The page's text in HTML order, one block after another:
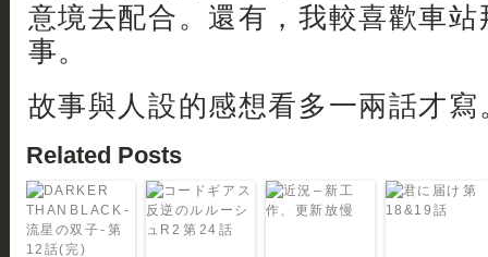
意境去配合。還有，我較喜歡車
事。
故事與人設的感想看多一兩話才寫
Related Posts